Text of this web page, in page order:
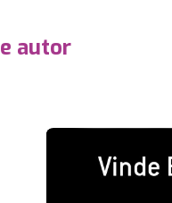
autor